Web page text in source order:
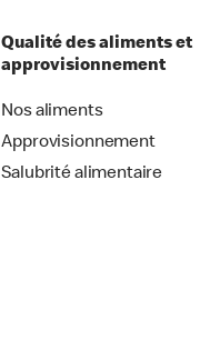
Qualité des aliments et
approvisionnement
Nos aliments
Approvisionnement
Salubrité alimentaire